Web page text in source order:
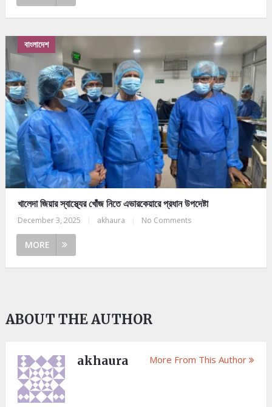
বাংলাদেশ
খালেদা জিয়ার স্বাস্থ্যের খোঁজ নিতে এভারকেয়ারে প্রধান উপদেষ্টা
December 3, 2025 akhaura No Comments
MORE
ABOUT THE AUTHOR
akhaura More From This Author